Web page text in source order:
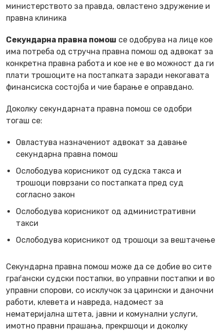
министерството за правда, овластено здружение и
правна клиника
Секундарна правна помош се одобрува на лице кое
има потреба од стручна правна помош од адвокат за
конкретна правна работа и кое не е во можност да ги
плати трошоците на постапката заради некогавата
финансиска состојба и чие барање е оправдано.
Доколку секундарната правна помош се одобри
тогаш се:
Овластува назначениот адвокат за давање
секундарна правна помош
Ослободува корисникот од судска такса и
трошоци поврзани со постапката пред суд
согласно закон
Ослободува корисникот од административни
такси
Ослободува корисникот од трошоци за вештачење
Секундарна правна помош може да се добие во сите
граѓански судски постапки, во управни постапки и во
управни спорови, со исклучок за царински и даночни
работи, клевета и навреда, надомест за
нематеријална штета, јавни и комунални услуги,
имотно правни прашања, прекршоци и доколку